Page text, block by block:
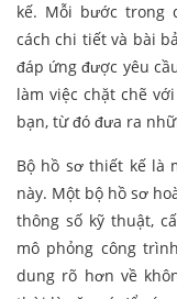
kế. Mỗi bước trong
cách chi tiết và bài
đáp ứng được yêu
làm việc chặt chẽ
bạn, từ đó đưa ra
Bộ hồ sơ thiết kế là
này. Một bộ hồ sơ
thông số kỹ thuật,
mô phỏng công
dung rõ hơn về